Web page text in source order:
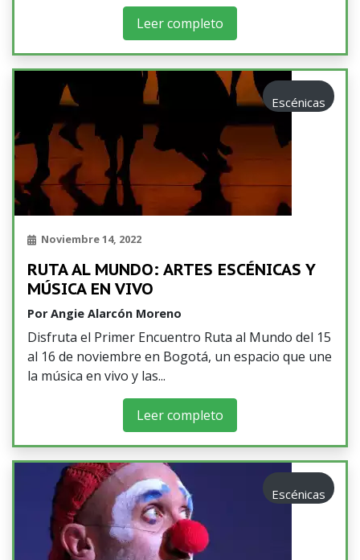
Leer completo
Escénicas
Noviembre 14, 2022
RUTA AL MUNDO: ARTES ESCÉNICAS Y
MÚSICA EN VIVO
Por Angie Alarcón Moreno
Disfruta el Primer Encuentro Ruta al Mundo del 15
al 16 de noviembre en Bogotá, un espacio que une
la música en vivo y las
Leer completo
Escénicas